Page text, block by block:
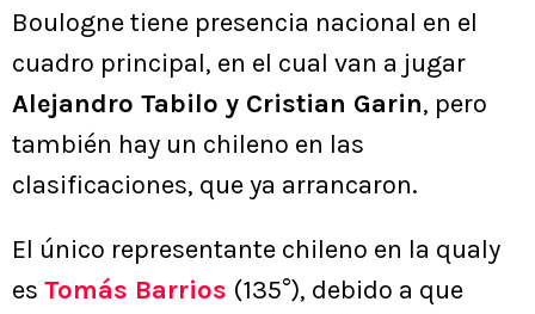
Boulogne tiene presencia nacional en el
cuadro principal, en el cual van a jugar
Alejandro Tabilo y Cristian Garin, pero
también hay un chileno en las
clasificaciones, que ya arrancaron.
El único representante chileno en la qualy
es Tomás Barrios (135°), debido a que